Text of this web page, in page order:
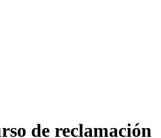
de reclamación